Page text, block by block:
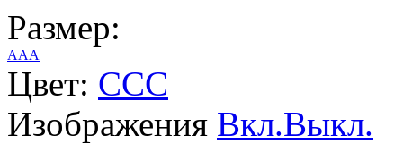
Размер:
AAA
Цвет: CCC
Изображения Вкл.Выкл.